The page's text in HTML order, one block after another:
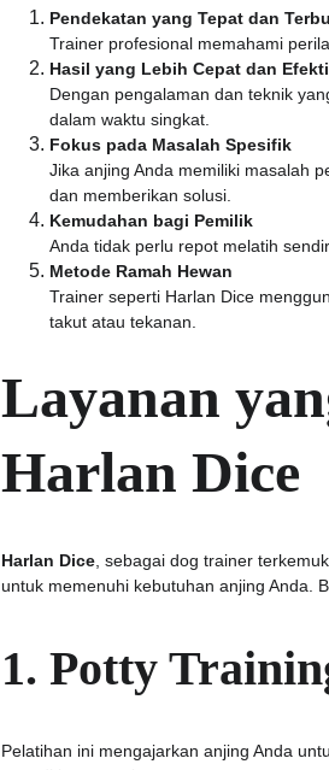
Pendekatan yang Tepat dan
Trainer profesional memahami
Hasil yang Lebih Cepat dan
Dengan pengalaman dan teknik
dalam waktu singkat.
Fokus pada Masalah Spesifik
Jika anjing Anda memiliki masalah
dan memberikan solusi.
Kemudahan bagi Pemilik
Anda tidak perlu repot melatih
Metode Ramah Hewan
Trainer seperti Harlan Dice
takut atau tekanan.
Layanan
Harlan Dice
Harlan Dice, sebagai dog trainer
untuk memenuhi kebutuhan anjing Anda.
1. Potty
Pelatihan ini mengajarkan anjing Anda